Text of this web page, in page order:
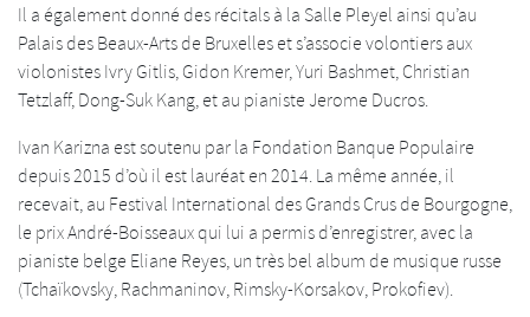
Il a également donné des récitals à la Salle Pleyel ainsi qu’au
Palais des Beaux-Arts de Bruxelles et s’associe volontiers aux
violonistes Ivry Gitlis, Gidon Kremer, Yuri Bashmet, Christian
Tetzlaff, Dong-Suk Kang, et au pianiste Jerome Ducros.
Ivan Karizna est soutenu par la Fondation Banque Populaire
depuis 2015 d’où il est lauréat en 2014. La même année, il
recevait, au Festival International des Grands Crus de Bourgogne,
le prix André-Boisseaux qui lui a permis d’enregistrer, avec la
pianiste belge Eliane Reyes, un très bel album de musique russe
(Tchaïkovsky, Rachmaninov, Rimsky-Korsakov, Prokofiev).